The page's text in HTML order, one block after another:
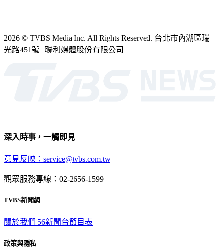
2026 © TVBS Media Inc. All Rights Reserved. 台北市內湖區瑞
光路451號 | 聯利媒體股份有限公司
深入時事，一觸即見
意見反映：service@tvbs.com.tw
觀眾服務專線：02-2656-1599
TVBS新聞網
關於我們 56新聞台節目表
政策與隱私